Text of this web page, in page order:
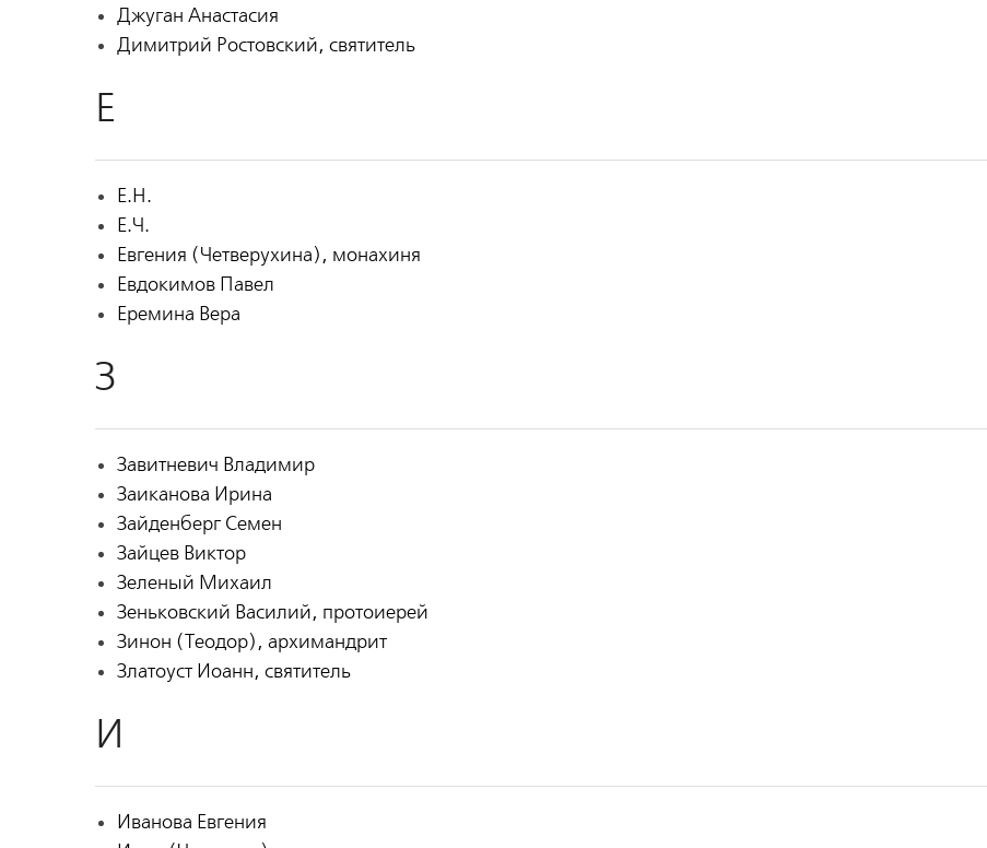
Джуган Анастасия
Димитрий Ростовский, святитель
Е
Е.Н.
Е.Ч.
Евгения (Четверухина), монахиня
Евдокимов Павел
Еремина Вера
З
Завитневич Владимир
Заиканова Ирина
Зайденберг Семен
Зайцев Виктор
Зеленый Михаил
Зеньковский Василий, протоиерей
Зинон (Теодор), архимандрит
Златоуст Иоанн, святитель
И
Иванова Евгения